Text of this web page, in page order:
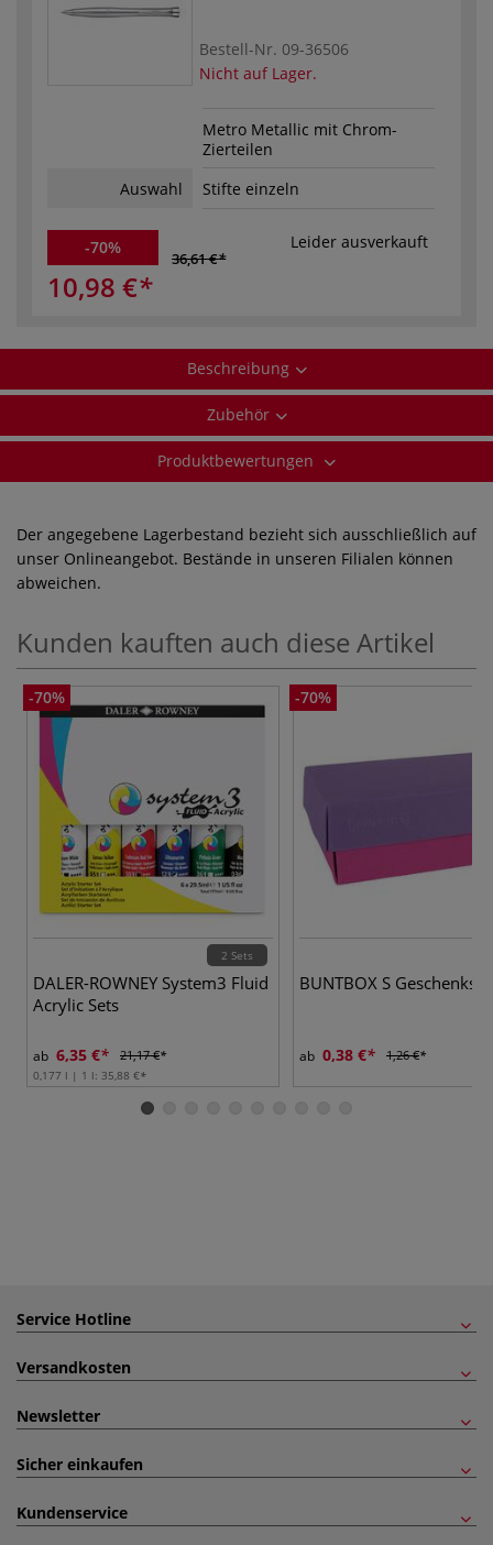
Bestell-Nr. 09-36506
Nicht auf Lager.
Metro Metallic mit Chrom-
Zierteilen
Auswahl
Stifte einzeln
-70%
36,61 €
10,98 €
Leider ausverkauft
Beschreibung
Zubehör
Produktbewertungen
Der angegebene Lagerbestand bezieht sich ausschließlich auf
unser Onlineangebot. Bestände in unseren Filialen können
abweichen.
Kunden kauften auch diese Artikel
-70%
2 Sets
DALER-ROWNEY System3 Fluid
Acrylic Sets
ab 6,35 € 21,17 €
0,177 l | 1 l: 35,88 €
-70%
BUNTBOX S
ab 0,38 € 1,26 €
Service Hotline
Versandkosten
Newsletter
Sicher einkaufen
Kundenservice